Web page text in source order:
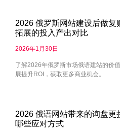
2026 俄罗斯网站建设后做复
拓展的投入产出对比
2026年1月30日
了解2026年俄罗斯市场俄语建站的价
展提升ROI，获取更多商业机会。
2026 俄语网站带来的询盘
哪些应对方式